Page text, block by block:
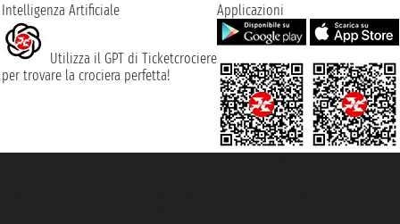
Intelligenza Artificiale
Utilizza il GPT di Ticketcrociere
per trovare la crociera perfetta!
Applicazioni